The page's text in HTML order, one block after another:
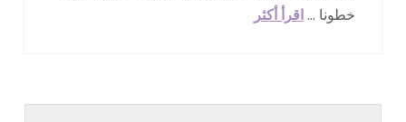
خطونا ...اقرأ أكثر